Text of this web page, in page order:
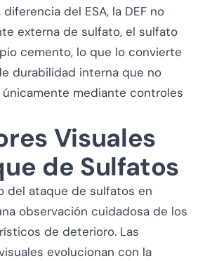
del ESA, la DEF no
externa de sulfato, el sulfato
cemento, lo que lo convierte
durabilidad interna que no
mediante controles
Visuales
de Sulfatos
del ataque de sulfatos en
observación cuidadosa de los
de deterioro. Las
evolucionan con la